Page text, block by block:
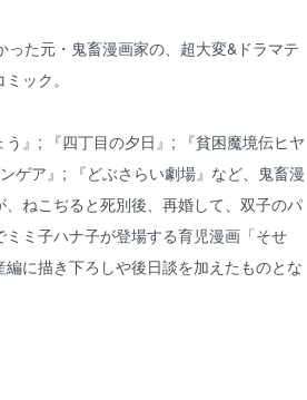
った元・鬼畜漫画家の、超大変&ドラマテ
ック。
う』; 『四丁目の夕日』; 『貧困魔境伝ヒヤ
ゲア』; 『どぶさらい劇場』など、鬼畜漫
ねこぢると死別後、再婚して、双子のパ
ミ子ハナ子が登場する育児漫画「そせ
編に描き下ろしや後日談を加えたものとな